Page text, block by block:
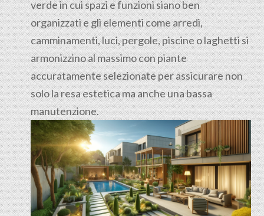
verde in cui spazi e funzioni siano ben
organizzati e gli elementi come arredi,
camminamenti, luci, pergole, piscine o laghetti si
armonizzino al massimo con piante
accuratamente selezionate per assicurare non
solo la resa estetica ma anche una bassa
manutenzione.